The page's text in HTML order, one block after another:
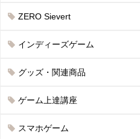
ZERO Sievert
インディーズゲーム
グッズ・関連商品
ゲーム上達講座
スマホゲーム